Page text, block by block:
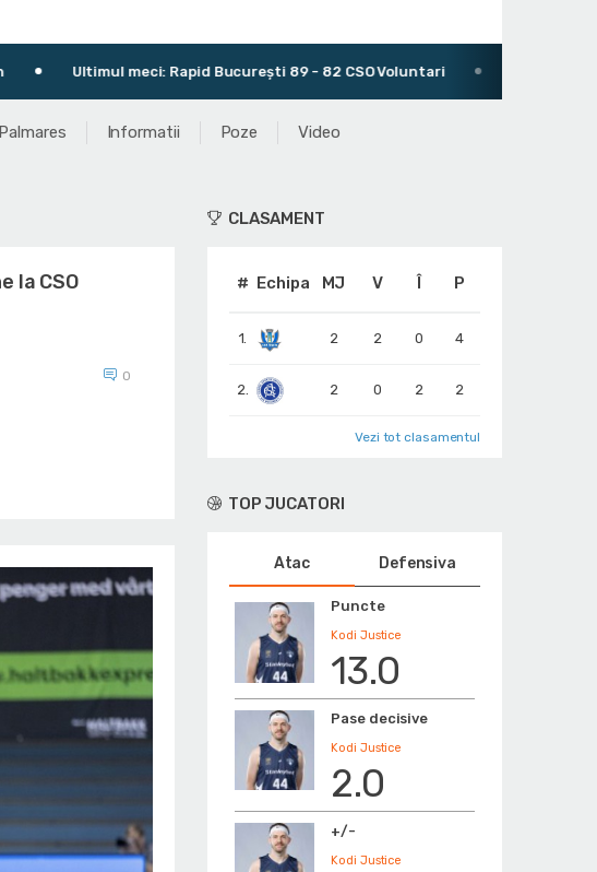
meci: Rapid București 89 - 82 CSO Voluntari Antrenor: Daniel
Palmares Informatii Poze Video
la CSO
0
CLASAMENT
# Echipa MJ V Î P
1. 2 2 0 4
2. 2 0 2 2
Vezi tot clasamentul
TOP JUCATORI
Atac Defensiva
Puncte
Kodi Justice
13.0
Pase decisive
Kodi Justice
2.0
+/-
Kodi Justice